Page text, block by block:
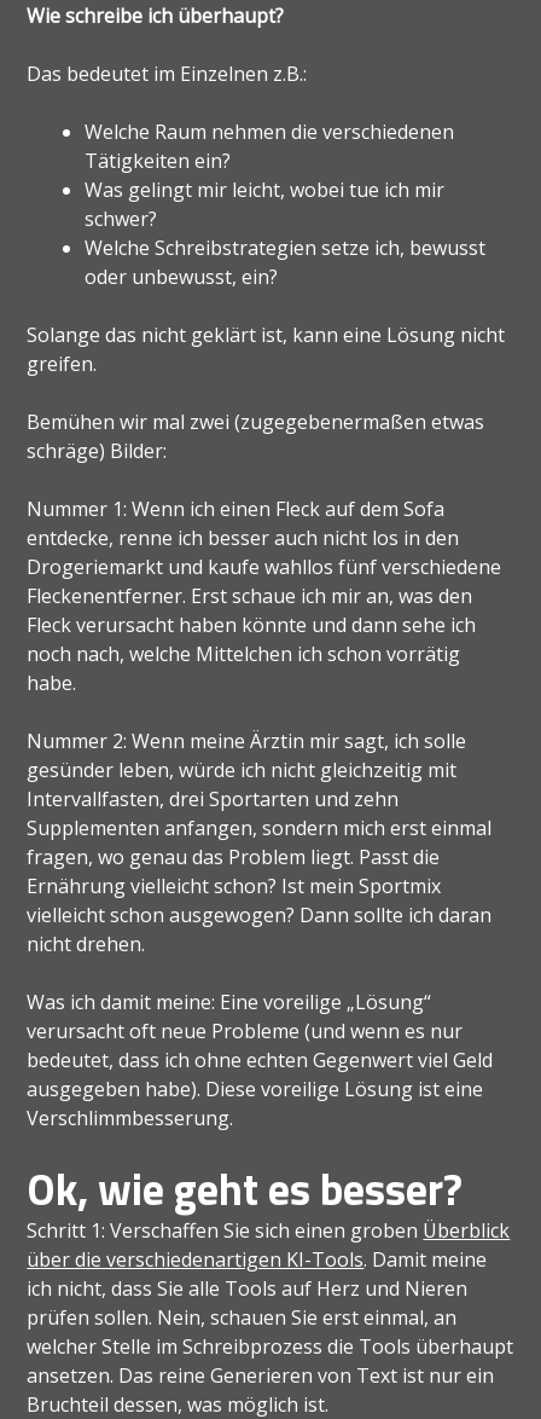
Wie schreibe ich überhaupt?
Das bedeutet im Einzelnen z.B.:
Welche Raum nehmen die verschiedenen
Tätigkeiten ein?
Was gelingt mir leicht, wobei tue ich mir
schwer?
Welche Schreibstrategien setze ich, bewusst
oder unbewusst, ein?
Solange das nicht geklärt ist, kann eine Lösung nicht
greifen.
Bemühen wir mal zwei (zugegebenermaßen etwas
schräge) Bilder:
Nummer 1: Wenn ich einen Fleck auf dem Sofa
entdecke, renne ich besser auch nicht los in den
Drogeriemarkt und kaufe wahllos fünf verschiedene
Fleckenentferner. Erst schaue ich mir an, was den
Fleck verursacht haben könnte und dann sehe ich
noch nach, welche Mittelchen ich schon vorrätig
habe.
Nummer 2: Wenn meine Ärztin mir sagt, ich solle
gesünder leben, würde ich nicht gleichzeitig mit
Intervallfasten, drei Sportarten und zehn
Supplementen anfangen, sondern mich erst einmal
fragen, wo genau das Problem liegt. Passt die
Ernährung vielleicht schon? Ist mein Sportmix
vielleicht schon ausgewogen? Dann sollte ich daran
nicht drehen.
Was ich damit meine: Eine voreilige „Lösung“
verursacht oft neue Probleme (und wenn es nur
bedeutet, dass ich ohne echten Gegenwert viel Geld
ausgegeben habe). Diese voreilige Lösung ist eine
Verschlimmbesserung.
Ok, wie geht es besser?
Schritt 1: Verschaffen Sie sich einen groben Überblick
über die verschiedenartigen KI-Tools. Damit meine
ich nicht, dass Sie alle Tools auf Herz und Nieren
prüfen sollen. Nein, schauen Sie erst einmal, an
welcher Stelle im Schreibprozess die Tools überhaupt
ansetzen. Das reine Generieren von Text ist nur ein
Bruchteil dessen, was möglich ist.